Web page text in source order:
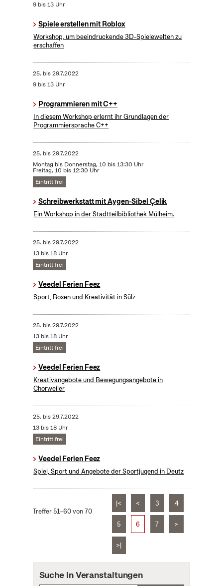
9 bis 13 Uhr
Spiele erstellen mit Roblox
Workshop, um beeindruckende 3D-Spielewelten zu
erschaffen
25. bis29.7.2022
9 bis 13 Uhr
Programmieren mit C++
In diesem Workshop erlernt ihr Grundlagen der
Programmiersprache C++
25. bis29.7.2022
Montag bis Donnerstag, 10 bis 13:30 Uhr
Freitag, 10 bis 12:30 Uhr
Eintritt frei
Schreibwerkstatt mit Aygen-Sibel Çelik
Ein Workshop in der Stadtteilbibliothek Mülheim.
25. bis29.7.2022
13 bis 18 Uhr
Eintritt frei
Veedel Ferien Feez
Sport, Boxen und Kreativität in Sülz
25. bis29.7.2022
13 bis 18 Uhr
Eintritt frei
Veedel Ferien Feez
Kreativangebote und Bewegungsangebote in
Chorweiler
25. bis29.7.2022
13 bis 18 Uhr
Eintritt frei
Veedel Ferien Feez
Spiel, Sport und Angebote der Sportjugend in Deutz
Treffer 51–60 von 70
|< < 3 4
5 6 7 >
>|
Suche in Veranstaltungen